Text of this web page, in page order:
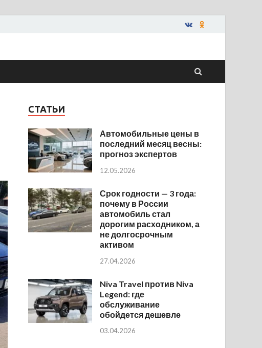
СТАТЬИ
Автомобильные цены в
последний месяц весны:
прогноз экспертов
12.05.2026
Срок годности — 3 года:
почему в России
автомобиль стал
дорогим расходником, а
не долгосрочным
активом
27.04.2026
Niva Travel против Niva
Legend: где
обслуживание
обойдется дешевле
03.04.2026